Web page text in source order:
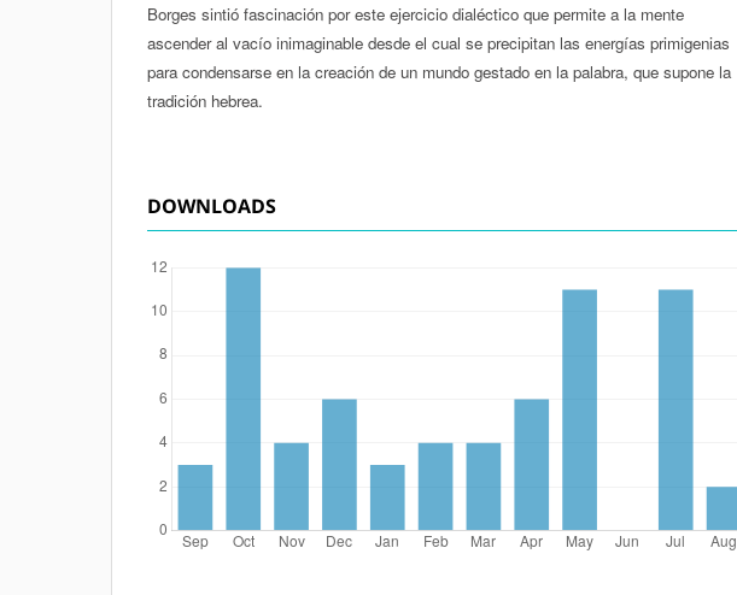
Borges sintió fascinación por este ejercicio dialéctico que permite a la mente
ascender al vacío inimaginable desde el cual se precipitan las energías primigenias
para condensarse en la creación de un mundo gestado en la palabra, que supone la
tradición hebrea.
DOWNLOADS